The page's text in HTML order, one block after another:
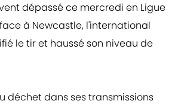
dépassé ce mercredi en Ligue
à Newcastle, l'international
le tir et haussé son niveau de
déchet dans ses transmissions